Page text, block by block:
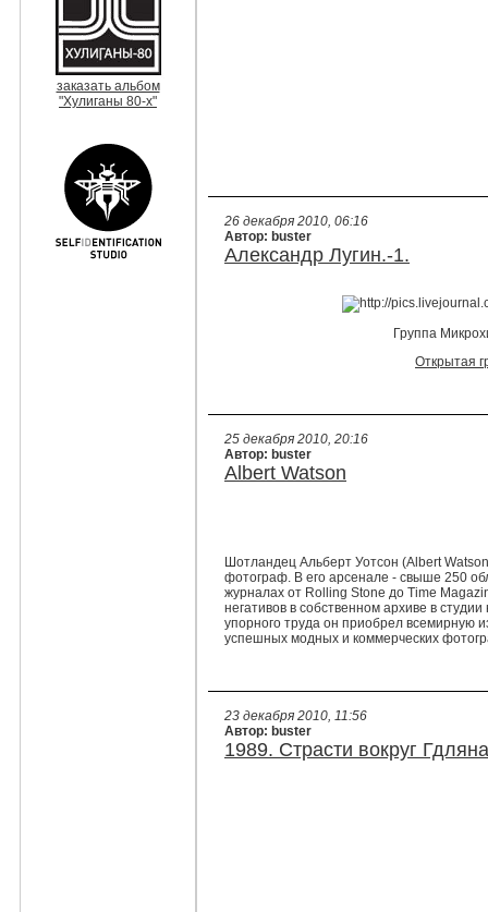
заказать альбом
"Хулиганы 80-х"
26 декабря 2010, 06:16
Автор: buster
Александр Лугин.-1.
Группа
Открытая
25 декабря 2010, 20:16
Автор: buster
Albert Watson
Шотландец Альберт Уотсон (Albert
фотограф. В его арсенале - свыше 250
журналах от Rolling Stone до Time
негативов в собственном архиве в
упорного труда он приобрел всемирную
успешных модных и коммерческих
23 декабря 2010, 11:56
Автор: buster
1989. Страсти вокруг Гдляна